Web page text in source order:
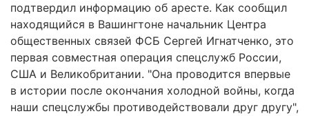
подтвердил информацию об аресте. Как сообщил
находящийся в Вашингтоне начальник Центра
общественных связей ФСБ Сергей Игнатченко, это
первая совместная операция спецслужб России,
США и Великобритании. "Она проводится впервые
в истории после окончания холодной войны, когда
наши спецслужбы противодействовали друг другу",